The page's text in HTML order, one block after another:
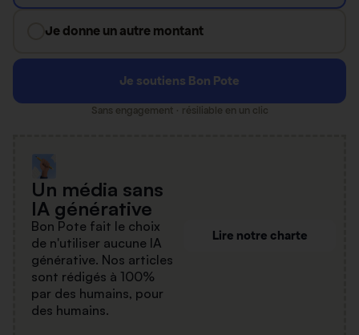
Je donne un autre montant
Je soutiens Bon Pote
Sans engagement · résiliable en un clic
Un média sans
IA générative
Bon Pote fait le choix
de n'utiliser aucune IA
générative. Nos articles
sont rédigés à 100%
par des humains, pour
des humains.
Lire notre charte